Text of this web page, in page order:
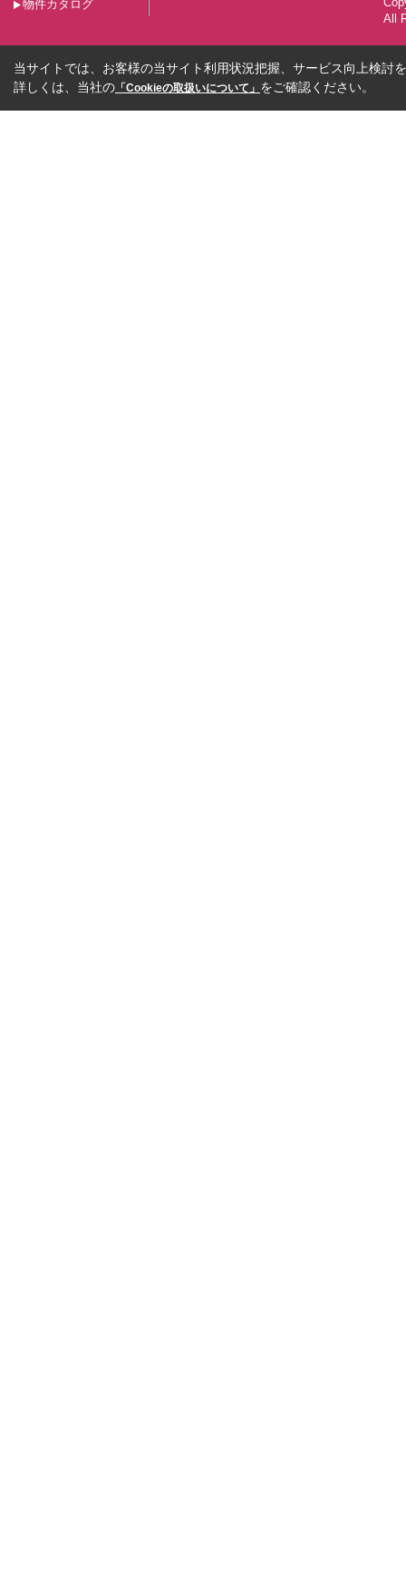
物件カタログ
All
当サイトでは、お客様の当サイト利用状況把握、サービス向上検討
詳しくは、当社の 「Cookieの取扱いについて」 をご確認ください。